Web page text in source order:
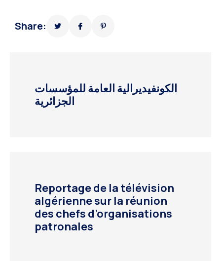
Share:
الكونفيديرالية العامة للمؤسسات
الجزائرية
Reportage de la télévision
algérienne sur la réunion
des chefs d’organisations
patronales